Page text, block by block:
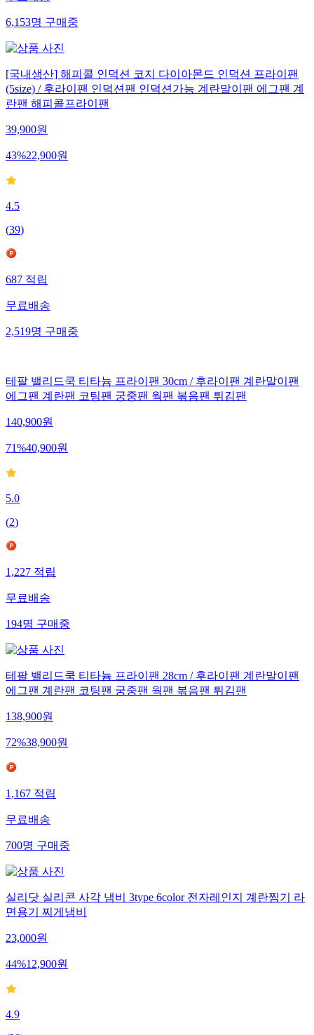
6,153명구매중
[국내생산] 해피콜 인덕션 코지 다이아몬드 인덕션 프라이팬
(5size) / 후라이팬 인덕션팬 인덕션가능 계란말이팬 에그팬 계
란팬 해피콜프라이팬
39,900원
43%22,900원
4.5
(39)
687적립
무료배송
2,519명구매중
테팔 밸리드쿡 티타늄 프라이팬 30cm / 후라이팬 계란말이팬
에그팬 계란팬 코팅팬 궁중팬 웍팬 볶음팬 튀김팬
140,900원
71%40,900원
5.0
(2)
1,227적립
무료배송
194명구매중
테팔 밸리드쿡 티타늄 프라이팬 28cm / 후라이팬 계란말이팬
에그팬 계란팬 코팅팬 궁중팬 웍팬 볶음팬 튀김팬
138,900원
72%38,900원
1,167적립
무료배송
700명구매중
실리닷 실리콘 사각 냄비 3type 6color 전자레인지 계란찜기 라
면용기 찌게냄비
23,000원
44%12,900원
4.9